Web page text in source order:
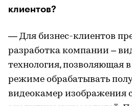
клиентов?
— Для бизнес-клиентов
разработка компании –
технология, позволяющая
режиме обрабатывать
видеокамер изображения